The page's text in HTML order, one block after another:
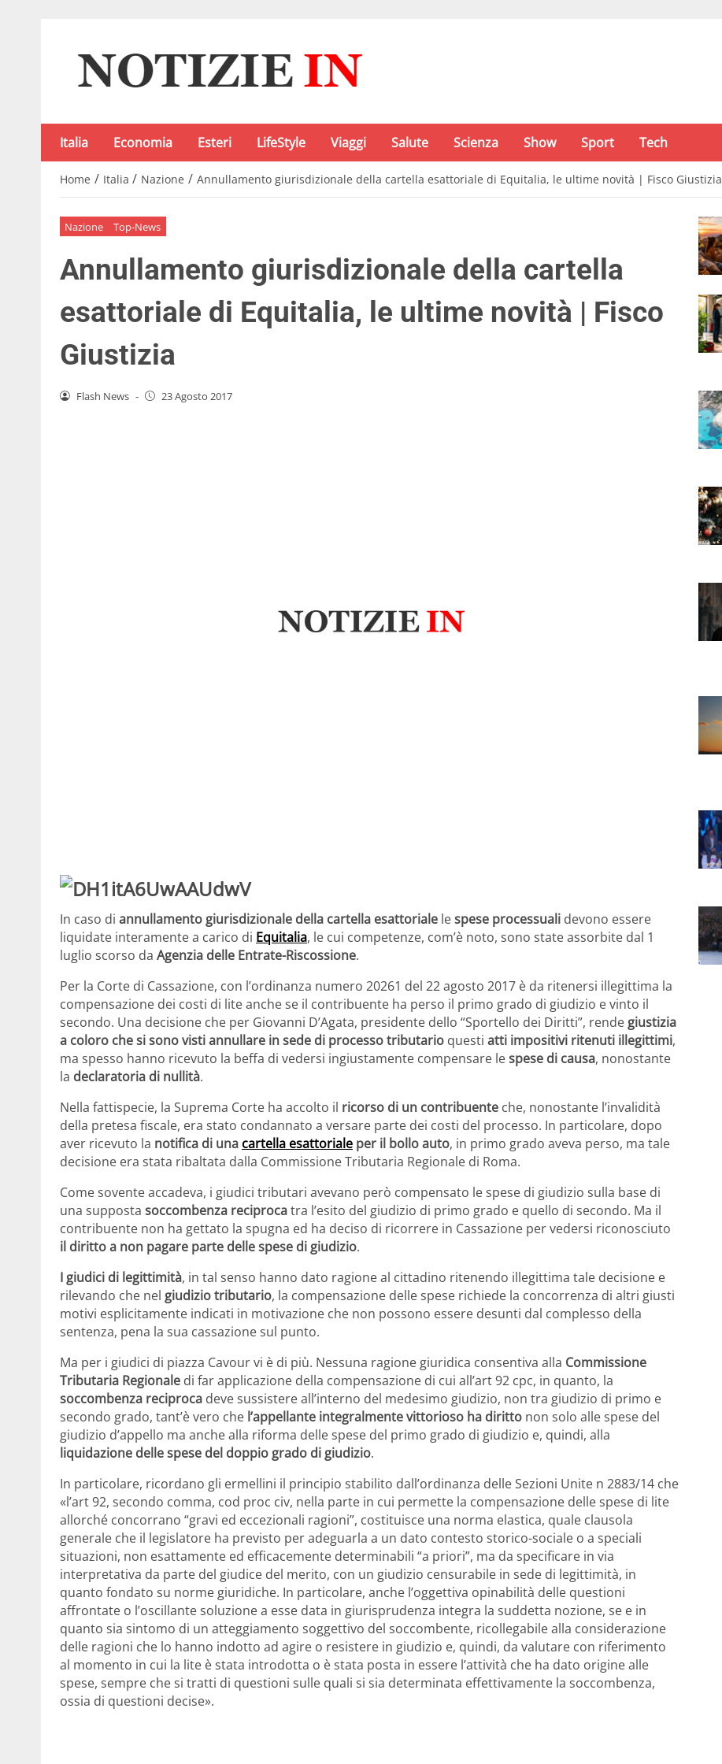
Italia Economia Esteri LifeStyle Viaggi Salute Scienza Show Sport Tech
Home / Italia / Nazione / Annullamento giurisdizionale della cartella esattoriale di Equitalia, le ultime novità | Fisco Giustizia
Nazione Top-News
Annullamento giurisdizionale della cartella
esattoriale di Equitalia, le ultime novità | Fisco
Giustizia
Flash News - 23 Agosto 2017
In caso di annullamento giurisdizionale della cartella esattoriale lespese processuali devono essere
liquidate interamente a carico di Equitalia, le cui competenze, com’è noto, sono state assorbite dal 1
luglio scorso da Agenzia delle Entrate-Riscossione.
Per la Corte di Cassazione, con l’ordinanza numero 20261 del 22 agosto 2017 è da ritenersi illegittima la
compensazione dei costi di lite anche se il contribuente ha perso il primo grado di giudizio e vinto il
secondo. Una decisione che per Giovanni D’Agata, presidente dello “Sportello dei Diritti”, rende giustizia
a coloro che si sono visti annullare in sede di processo tributario questi atti impositivi ritenuti illegittimi,
ma spesso hanno ricevuto la beffa di vedersi ingiustamente compensare lespese di causa, nonostante
la declaratoria di nullità.
Nella fattispecie, la Suprema Corte ha accolto il ricorso di un contribuente che, nonostante l’invalidità
della pretesa fiscale, era stato condannato a versare parte dei costi del processo. In particolare, dopo
aver ricevuto la notifica di una cartella esattoriale per il bollo auto, in primo grado aveva perso, ma tale
decisione era stata ribaltata dalla Commissione Tributaria Regionale di Roma.
Come sovente accadeva, i giudici tributari avevano però compensato le spese di giudizio sulla base di
una supposta soccombenza reciprocatra l’esito del giudizio di primo grado e quello di secondo. Ma il
contribuente non ha gettato la spugna ed ha deciso di ricorrere in Cassazione per vedersi riconosciuto
il diritto a non pagare parte delle spese di giudizio.
I giudici di legittimità, in tal senso hanno dato ragione al cittadino ritenendo illegittima tale decisione e
rilevando che nel giudizio tributario, la compensazione delle spese richiede la concorrenza di altri giusti
motivi esplicitamente indicati in motivazione che non possono essere desunti dal complesso della
sentenza, pena la sua cassazione sul punto.
Ma per i giudici di piazza Cavour vi è di più. Nessuna ragione giuridica consentiva alla Commissione
Tributaria Regionale di far applicazione della compensazione di cui all’art 92 cpc, in quanto, la
soccombenza reciproca deve sussistere all’interno del medesimo giudizio, non tra giudizio di primo e
secondo grado, tant’è vero che l’appellante integralmente vittorioso ha diritto non solo alle spese del
giudizio d’appello ma anche alla riforma delle spese del primo grado di giudizio e, quindi, alla
liquidazione delle spese del doppio grado di giudizio.
In particolare, ricordano gli ermellini il principio stabilito dall’ordinanza delle Sezioni Unite n 2883/14 che
«l’art 92, secondo comma, cod proc civ, nella parte in cui permette la compensazione delle spese di lite
allorché concorrano “gravi ed eccezionali ragioni”, costituisce una norma elastica, quale clausola
generale che il legislatore ha previsto per adeguarla a un dato contesto storico-sociale o a speciali
situazioni, non esattamente ed efficacemente determinabili “a priori”, ma da specificare in via
interpretativa da parte del giudice del merito, con un giudizio censurabile in sede di legittimità, in
quanto fondato su norme giuridiche. In particolare, anche l’oggettiva opinabilità delle questioni
affrontate o l’oscillante soluzione a esse data in giurisprudenza integra la suddetta nozione, se e in
quanto sia sintomo di un atteggiamento soggettivo del soccombente, ricollegabile alla considerazione
delle ragioni che lo hanno indotto ad agire o resistere in giudizio e, quindi, da valutare con riferimento
al momento in cui la lite è stata introdotta o è stata posta in essere l’attività che ha dato origine alle
spese, sempre che si tratti di questioni sulle quali si sia determinata effettivamente la soccombenza,
ossia di questioni decise».